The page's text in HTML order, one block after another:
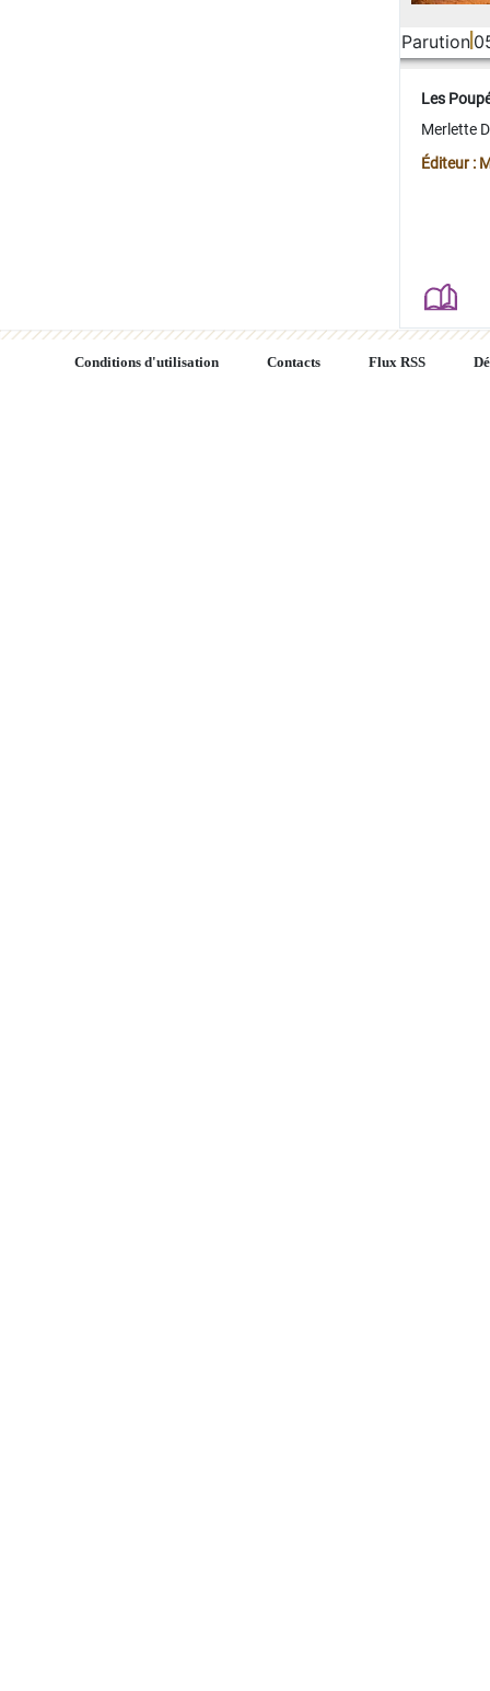
Parution
Les
Merlette
Éditeur :
Conditions d'utilisation Contacts Flux RSS